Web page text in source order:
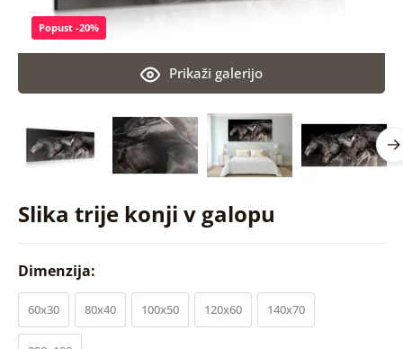
Slika trije konji v galopu
Prikaži galerijo
Popust -20%
Dimenzija:
60x30 80x40 100x50 120x60 140x70